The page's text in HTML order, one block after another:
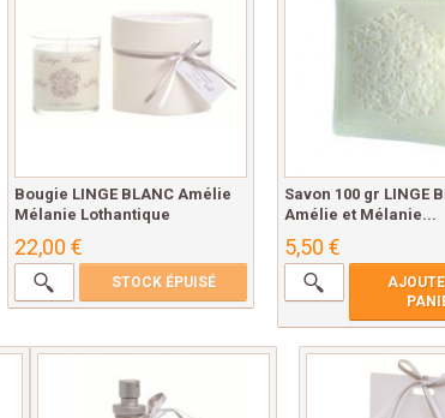
Bougie LINGE BLANC Amélie
Mélanie Lothantique
22,00 €
STOCK ÉPUISÉ
Savon 100 gr LINGE
Amélie et Mélanie...
5,50 €